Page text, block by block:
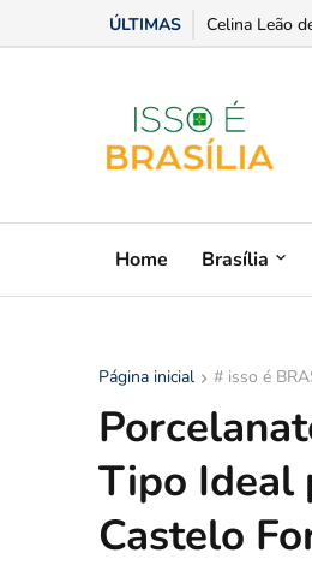
ÚLTIMAS Celina Leão
Evento
Home Brasília
Página inicial # isso é
Tipo Ideal
Castelo